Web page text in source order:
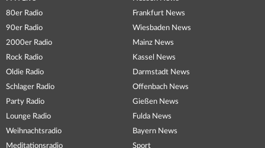
80er Radio
90er Radio
2000er Radio
Rock Radio
Oldie Radio
Schlager Radio
Party Radio
Lounge Radio
Weihnachtsradio
Meditationsradio
Frankfurt News
Wiesbaden News
Mainz News
Kassel News
Darmstadt News
Offenbach News
Gießen News
Fulda News
Bayern News
Sport